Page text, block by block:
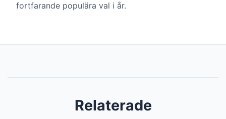
fortfarande populära val i år.
Relaterade